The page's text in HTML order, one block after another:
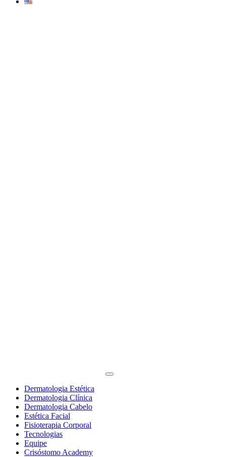
Dermatologia Estética
Dermatologia Clínica
Dermatologia Cabelo
Estética Facial
Fisioterapia Corporal
Tecnologias
Equipe
Crisóstomo Academy